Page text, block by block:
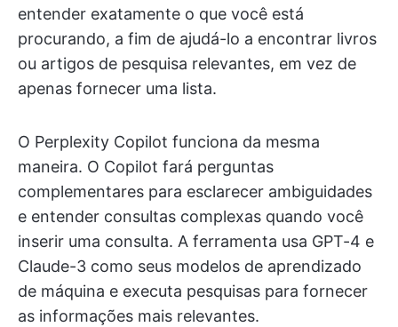
entender exatamente o que você está
procurando, a fim de ajudá-lo a encontrar livros
ou artigos de pesquisa relevantes, em vez de
apenas fornecer uma lista.
O Perplexity Copilot funciona da mesma
maneira. O Copilot fará perguntas
complementares para esclarecer ambiguidades
e entender consultas complexas quando você
inserir uma consulta. A ferramenta usa GPT-4 e
Claude-3 como seus modelos de aprendizado
de máquina e executa pesquisas para fornecer
as informações mais relevantes.